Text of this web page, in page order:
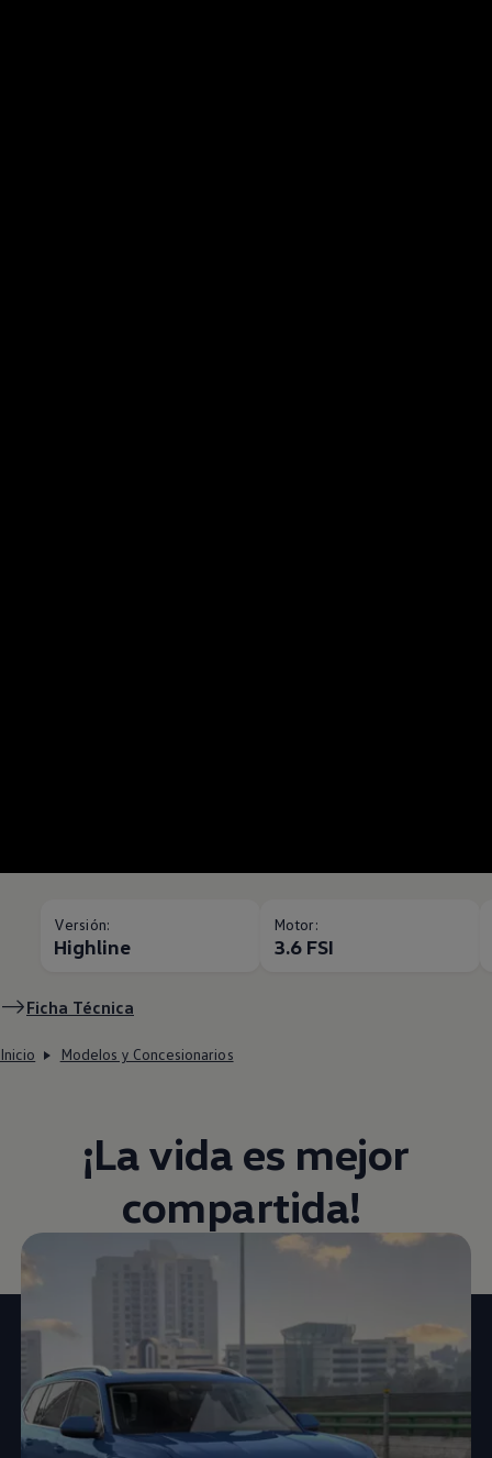
Versión:
Highline
Motor:
3.6 FSI
Ficha Técnica
Inicio Modelos y Concesionarios
¡La vida es mejor
compartida! ​